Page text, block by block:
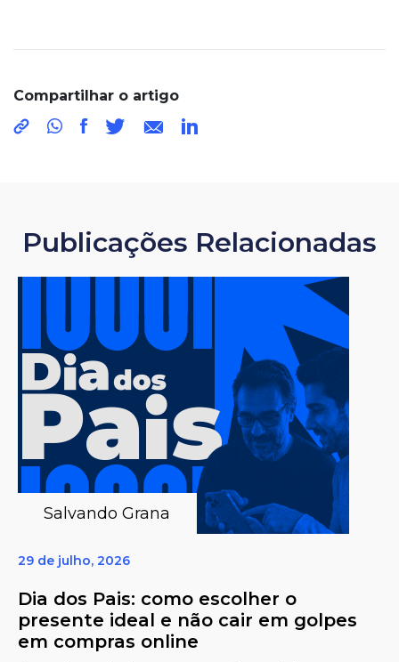
Compartilhar o artigo
Publicações Relacionadas
Salvando Grana
29 de julho, 2026
Dia dos Pais: como escolher o
presente ideal e não cair em golpes
em compras online